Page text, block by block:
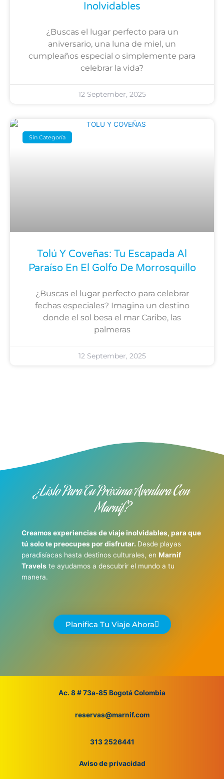
Inolvidables
¿Buscas el lugar perfecto para un
aniversario, una luna de miel, un
cumpleaños especial o simplemente para
celebrar la vida?
12 September, 2025
Sin Categoría
Tolú Y Coveñas: Tu Escapada Al
Paraíso En El Golfo De Morrosquillo
¿Buscas el lugar perfecto para celebrar
fechas especiales? Imagina un destino
donde el sol besa el mar Caribe, las
palmeras
12 September, 2025
¿Listo Para Tu Próxima Aventura Con
Marnif?
Creamos experiencias de viaje inolvidables, para que
tú solo te preocupes por disfrutar. Desde playas
paradisíacas hasta destinos culturales, en Marnif
Travels te ayudamos a descubrir el mundo a tu
manera.
Planifica Tu Viaje Ahora
Ac. 8 # 73a-85 Bogotá Colombia
reservas@marnif.com
313 2526441
Aviso de privacidad